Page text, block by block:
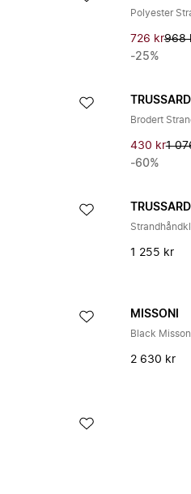
Polyester
726 kr968
-25%
TRUSSARDI
Brodert
430 kr1
-60%
TRUSSARDI
1 255 kr
MISSONI
Black
2 630 kr